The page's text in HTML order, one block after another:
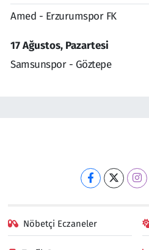
Amed - Erzurumspor FK
17 Ağustos, Pazartesi
Samsunspor - Göztepe
Nöbetçi Eczaneler